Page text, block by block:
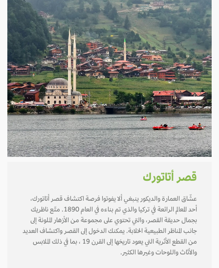
قصر أتاتورك
عشّاق العمارة والديكور ينبغي ألا يفوتوا فرصة اكتشاف قصر أتاتورك،
أحد المعالم الرائعة في تركيا والذي تم بناءه في العام 1890. متّع ناظريك
بجمال حديقة القصر، والتي تحتوي على مجموعة من الأزهار الملونة إلى
جانب المناظر الطبيعية الخلابة. يمكنك الدخول إلى القصر واكتشاف العديد
من القطع الأثرية التي يعود تاريخها إلى القرن 19 ، بما في ذلك الملابس
والأثاث واللوحات وغيرها الكثير.